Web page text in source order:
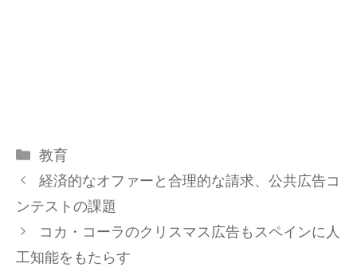
カ
テ
リ
ー
教育
経済的なオファーと合理的な請求、公共広告コ
ンテストの課題
コカ・コーラのクリスマス広告もスペインに人
工知能をもたらす